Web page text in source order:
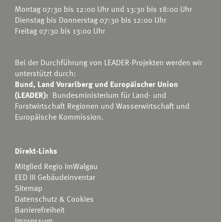
Montag 07:30 bis 12:00 Uhr und 13:30 bis 18:00 Uhr
Dienstag bis Donnerstag 07:30 bis 12:00 Uhr
Freitag 07:30 bis 13:00 Uhr
Bei der Durchführung von LEADER-Projekten werden wir
unterstützt durch:
Bund, Land Vorarlberg und Europäischer Union
(LEADER): Bundesministerium für Land- und
Forstwirtschaft Regionen und Wasserwirtschaft und
Europäische Kommission.
Direkt-Links
Mitglied Regio ImWalgau
EED III Gebäudeinventar
Sitemap
Datenschutz & Cookies
Barrierefreiheit